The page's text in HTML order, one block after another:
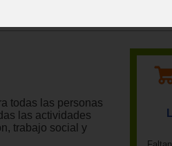
todas las personas
las actividades
trabajo social y